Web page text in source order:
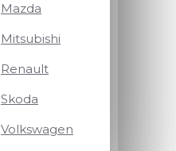
Mazda
Mitsubishi
Renault
Skoda
Volkswagen